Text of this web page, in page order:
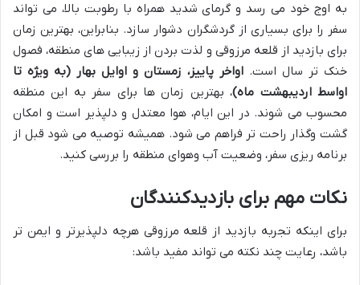
به اوج خود می رسد و گرمای شدید همراه با رطوبت بالا، می تواند
سفر را برای بسیاری از گردشگران دشوار سازد. بنابراین، بهترین زمان
برای بازدید از قلعه مرزوقی و لذت بردن از زیبایی های منطقه، فصول
خنک تر سال است. اواخر پاییز، زمستان و اوایل بهار (به ویژه تا
اواسط اردیبهشت ماه)، بهترین زمان ها برای سفر به این منطقه
محسوب می شوند. در این ایام، هوا معتدل و دلپذیر است و امکان
گشت وگذار راحت تر فراهم می شود. همیشه توصیه می شود قبل از
برنامه ریزی سفر، وضعیت آب وهوای منطقه را بررسی کنید.
نکات مهم برای بازدیدکنندگان
برای اینکه تجربه بازدید از قلعه مرزوقی هرچه دلپذیرتر و ایمن تر
باشد، رعایت چند نکته می تواند مفید باشد: